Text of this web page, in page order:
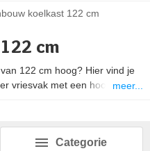
koelkast 122 cm
cm
122 cm hoog? Hier vind je
vriesvak met een hoogte van
of deur-op-deur
minder stil. Meet denisin je
scharniersysteem voor je
meer...
Categorie